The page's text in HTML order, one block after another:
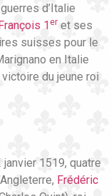
d’Italie
1 er et ses
suisses pour le
en Italie
victoire du jeune roi
janvier 1519, quatre
Frédéric